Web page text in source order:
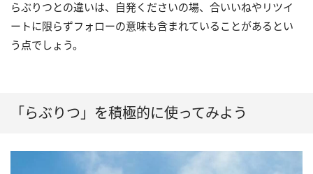
らぶりつとの違いは、自発くださいの場、合いいねやリツイ
ートに限らずフォローの意味も含まれていることがあるとい
う点でしょう。
「らぶりつ」を積極的に使ってみよう